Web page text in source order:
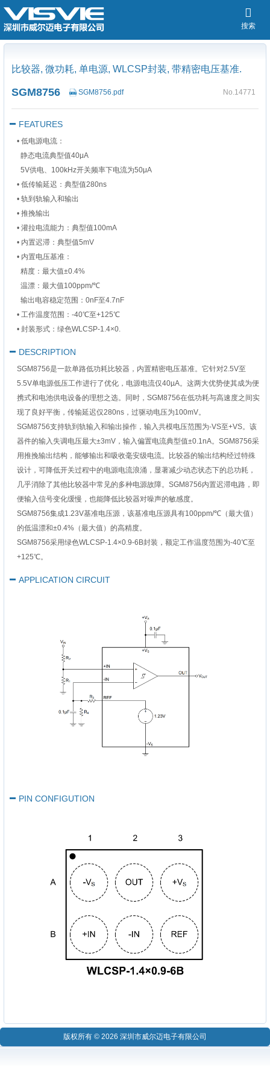
搜索
比较器, 微功耗, 单电源, WLCSP封装, 带精密电压基准.
SGM8756 SGM8756.pdf No.14771
FEATURES
• 低电源电流‌：
静态电流典型值40μA
5V供电、100kHz开关频率下电流为50μA
• ‌低传输延迟‌：典型值280ns
• 轨到轨输入和输出‌
• ‌推挽输出‌
• 灌拉电流能力‌：典型值100mA
• 内置迟滞‌：典型值5mV
• 内置电压基准‌：
精度：最大值±0.4%
温漂：最大值100ppm/℃
输出电容稳定范围：0nF至4.7nF
• ‌工作温度范围‌：-40℃至+125℃
• 封装形式‌：绿色WLCSP-1.4×0.
DESCRIPTION
SGM8756是一款单路低功耗比较器，内置精密电压基准。它针对2.5V至
5.5V单电源低压工作进行了优化，电源电流仅40µA。这两大优势使其成为便
携式和电池供电设备的理想之选。同时，SGM8756在低功耗与高速度之间实
现了良好平衡，传输延迟仅280ns，过驱动电压为100mV。
SGM8756支持轨到轨输入和输出操作，输入共模电压范围为-VS至+VS。该
器件的输入失调电压最大±3mV，输入偏置电流典型值±0.1nA。SGM8756采
用推挽输出结构，能够输出和吸收毫安级电流。比较器的输出结构经过特殊
设计，可降低开关过程中的电源电流浪涌，显著减少动态状态下的总功耗，
几乎消除了其他比较器中常见的多种电源故障。SGM8756内置迟滞电路，即
便输入信号变化缓慢，也能降低比较器对噪声的敏感度。
SGM8756集成1.23V基准电压源，该基准电压源具有100ppm/℃（最大值）
的低温漂和±0.4%（最大值）的高精度。
SGM8756采用绿色WLCSP-1.4×0.9-6B封装，额定工作温度范围为-40℃至
+125℃。
APPLICATION CIRCUIT
PIN CONFIGUTION
版权所有 © 2026 深圳市威尔迈电子有限公司